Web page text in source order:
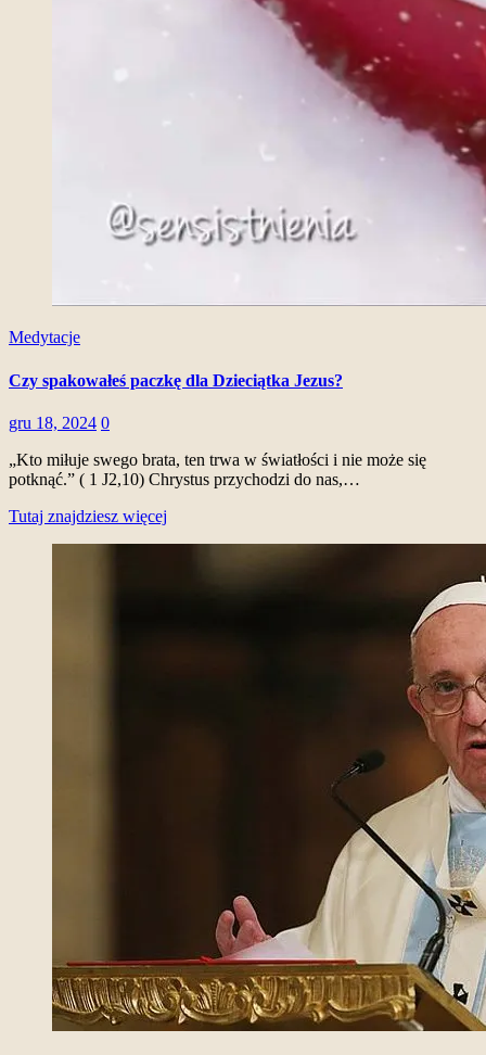
Medytacje
Czy spakowałeś paczkę dla Dzieciątka Jezus?
gru 18, 2024 0
„Kto miłuje swego brata, ten trwa w światłości i nie może się
potknąć.” ( 1 J2,10) Chrystus przychodzi do nas,…
Tutaj znajdziesz więcej